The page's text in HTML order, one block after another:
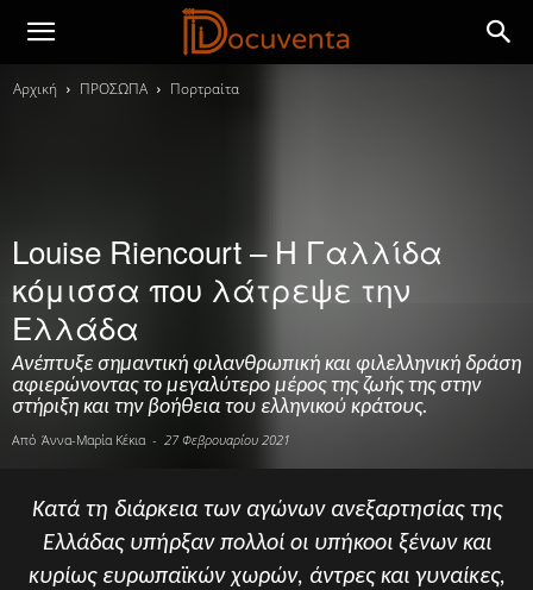
Αρχική ΠΡΟΣΩΠΑ Πορτραίτα
Louise Riencourt – Η Γαλλίδα
κόμισσα που λάτρεψε την
Ελλάδα
Ανέπτυξε σημαντική φιλανθρωπική και φιλελληνική δράση
αφιερώνοντας το μεγαλύτερο μέρος της ζωής της στην
στήριξη και την βοήθεια του ελληνικού κράτους.
Από Άννα-Μαρία Κέκια - 27 Φεβρουαρίου 2021
Κατά τη διάρκεια των αγώνων ανεξαρτησίας της
Ελλάδας υπήρξαν πολλοί οι υπήκοοι ξένων και
κυρίως ευρωπαϊκών χωρών, άντρες και γυναίκες,